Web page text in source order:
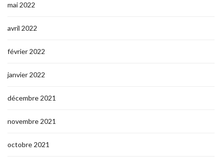
mai 2022
avril 2022
février 2022
janvier 2022
décembre 2021
novembre 2021
octobre 2021